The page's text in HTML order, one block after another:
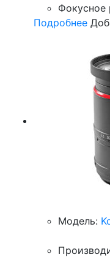
Фокусное
Подробнее
Модель: